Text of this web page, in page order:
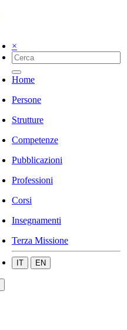
×
Home
Persone
Strutture
Competenze
Pubblicazioni
Professioni
Corsi
Insegnamenti
Terza Missione
IT EN